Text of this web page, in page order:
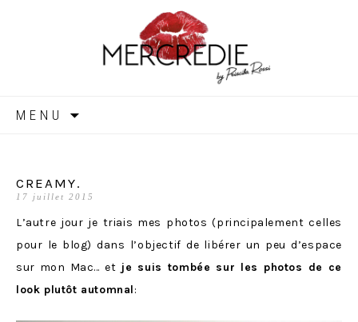
MERCREDIE
MENU
CREAMY.
17 juillet 2015
L’autre jour je triais mes photos (principalement celles
pour le blog) dans l’objectif de libérer un peu d’espace
sur mon Mac… et je suis tombée sur les photos de ce
look plutôt automnal: